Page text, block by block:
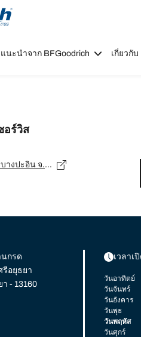
นะนำจาก BFGoodrich เกี่ยวกั
อร์วิส
99/8 หมู่ 3 ถ.เอเชีย ต.บ้านกรด อ.บางปะอิน จ.พระนครศรีอยุธยา 13160, พระนครศรีอยุธยา - 13160
นกรด
รีอยุธยา
- 13160
เวลาเ
วันอาทิตย์
วันจันทร์
วันอังคาร
วันพุธ
วันพฤหัส
วันศุกร์